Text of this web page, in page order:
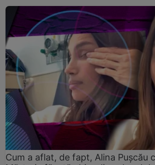
Cum a aflat, de fapt, Alina Pușcău